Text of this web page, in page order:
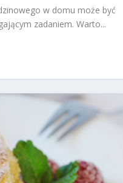
w domu może być
zadaniem. Warto...